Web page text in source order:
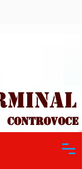
Controvoce